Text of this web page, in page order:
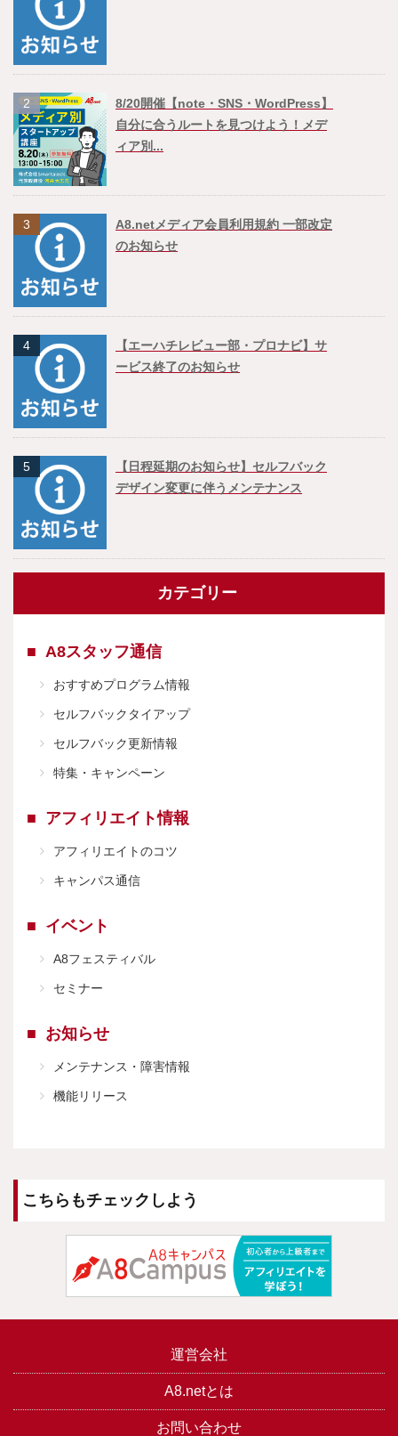
2
8/20開催【note・SNS・WordPress】
自分に合うルートを見つけよう！メデ
ィア別...
3
A8.netメディア会員利用規約 一部改定
のお知らせ
4
【エーハチレビュー部・プロナビ】サ
ービス終了のお知らせ
5
【日程延期のお知らせ】セルフバック
デザイン変更に伴うメンテナンス
カテゴリー
A8スタッフ通信
おすすめプログラム情報
セルフバックタイアップ
セルフバック更新情報
特集・キャンペーン
アフィリエイト情報
アフィリエイトのコツ
キャンパス通信
イベント
A8フェスティバル
セミナー
お知らせ
メンテナンス・障害情報
機能リリース
こちらもチェックしよう
運営会社
A8.netとは
お問い合わせ